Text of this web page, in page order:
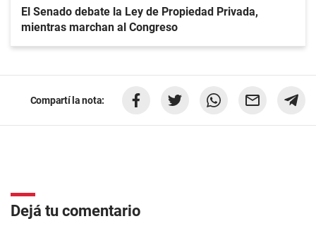
El Senado debate la Ley de Propiedad Privada,
mientras marchan al Congreso
Compartí la nota:
Dejá tu comentario